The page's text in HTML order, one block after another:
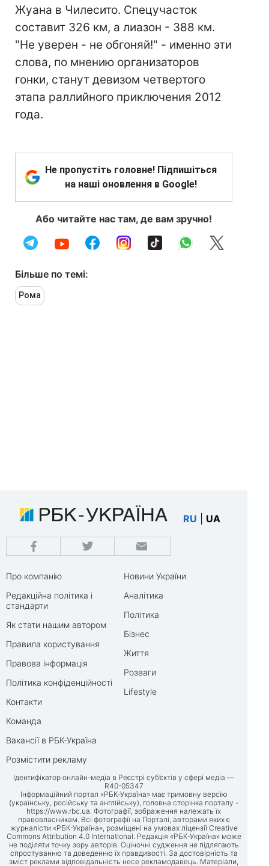
Жуана в Чилесито. Спецучасток
составит 326 км, а лиазон - 388 км.
"Не уверен - не обгоняй!" - именно эти
слова, по мнению организаторов
гонки, станут девизом четвертого
этапа раллийного приключения 2012
года.
Не пропустіть головне! Підпишіться
на наші оновлення в Google!
Або читайте нас там, де вам зручно!
Більше по темі:
Рома
RU UA
Про компанію
Редакційна політика і
стандарти
Як стати нашим автором
Правила користування
Правова інформація
Політика конфіденційності
Контакти
Команда
Вакансії в РБК-Україна
Розмістити рекламу
Новини України
Аналітика
Політика
Бізнес
Життя
Розваги
Lifestyle
Ідентифікатор онлайн-медіа в Реєстрі суб’єктів у сфері медіа —
R40-05347
Інформаційний портал «РБК-Україна» має тримовну версію
(українську, російську та англійську), головна сторінка порталу -
https://www.rbc.ua. Фотографії, зображення належать їх
правовласникам. Всі фотографії на Порталі, авторами яких є
журналісти «РБК-Україна», розміщені на умовах ліцензії Creative
Commons Attribution 4.0 International. Редакція «РБК-Україна» може
не поділяти точку зору авторів. Оціночні судження не підлягають
спростуванню та доведенню їх правдивості. За достовірність та
зміст реклами відповідальність несе рекламодавець. Матеріали,